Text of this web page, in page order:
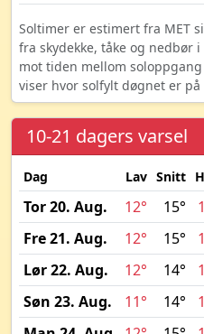
Soltimer er estimert fra MET
fra skydekke, tåke og nedbør
mot tiden mellom
viser hvor solfylt døgnet er på
10-21 dagers varsel
Dag Lav Snitt
Tor 20. Aug. 12° 15°
Fre 21. Aug.
12° 15°
Lør 22. Aug.
12° 14°
Søn 23. Aug.
11° 14°